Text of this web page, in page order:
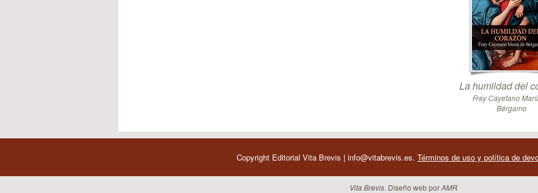
La humildad del
Fray Cayetano
Bérgamo
Copyright Editorial Vita Brevis | info@vitabrevis.es. Términos de uso y política de
Vita Brevis. Diseño web porAMR